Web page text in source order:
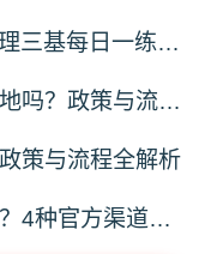
希赛医卫三基三严题库丨护理三基每日一练（12月24日）
护士资格证延续注册可以异地吗？政策与流程全解析
策与流程全解析
护士资格证注册时间怎么查？4种官方渠道全指南